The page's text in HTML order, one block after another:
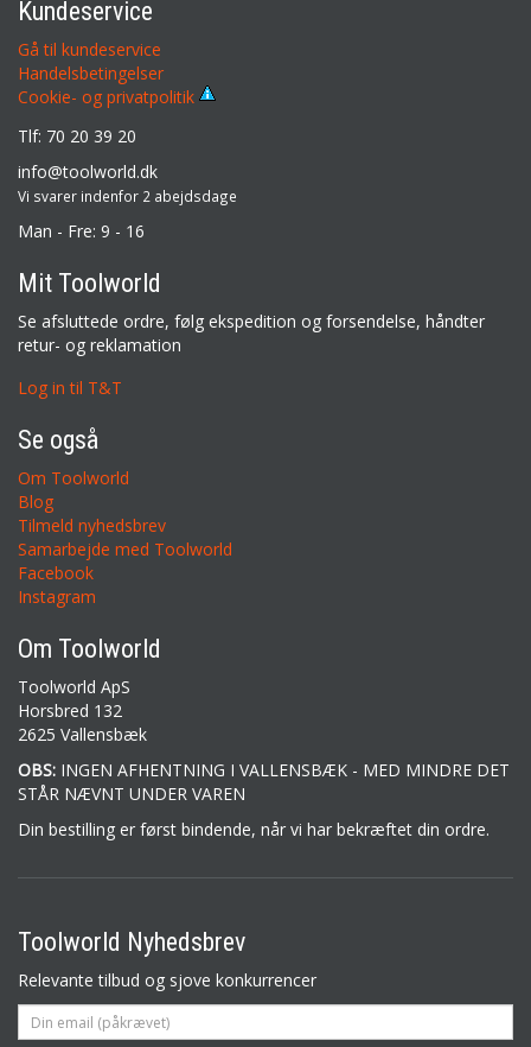
Kundeservice
Gå til kundeservice
Handelsbetingelser
Cookie- og privatpolitik
Tlf: 70 20 39 20
info@toolworld.dk
Vi svarer indenfor 2 abejdsdage
Man - Fre: 9 - 16
Mit Toolworld
Se afsluttede ordre, følg ekspedition og forsendelse, håndter
retur- og reklamation
Log in til T&T
Se også
Om Toolworld
Blog
Tilmeld nyhedsbrev
Samarbejde med Toolworld
Facebook
Instagram
Om Toolworld
Toolworld ApS
Horsbred 132
2625 Vallensbæk
OBS: INGEN AFHENTNING I VALLENSBÆK - MED MINDRE DET
STÅR NÆVNT UNDER VAREN
Din bestilling er først bindende, når vi har bekræftet din ordre.
Toolworld Nyhedsbrev
Relevante tilbud og sjove konkurrencer